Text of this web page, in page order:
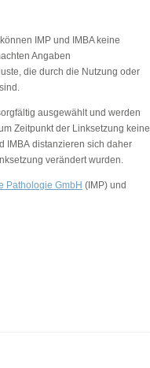
IMP und IMBA keine
Angaben
die durch die Nutzung oder
ausgewählt und werden
Zeitpunkt der Linksetzung keine
IMBA distanzieren sich daher
verändert wurden.
Pathologie GmbH (IMP) und